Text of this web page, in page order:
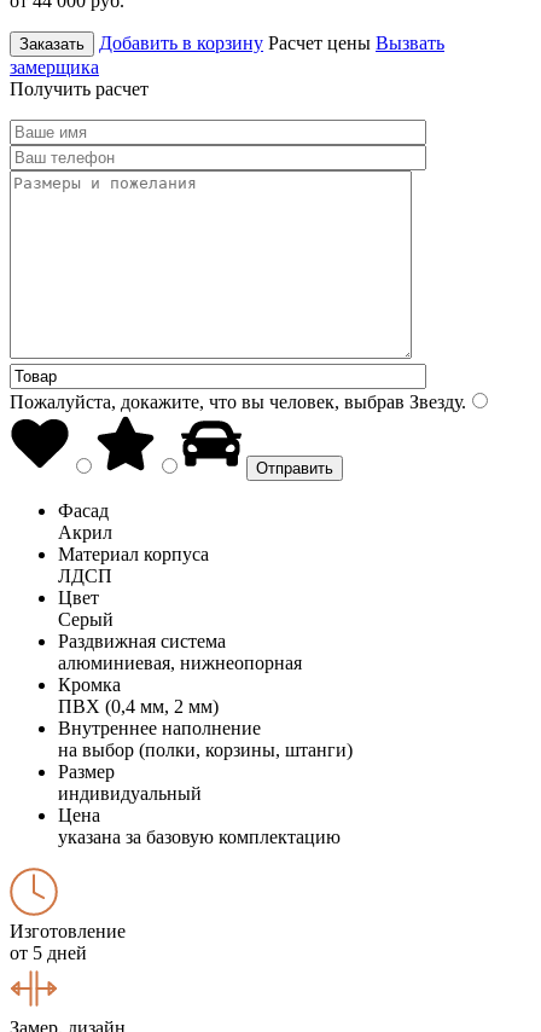
Заказать Добавить в корзину Расчет цены Вызвать
замерщика
Получить расчет
Пожалуйста, докажите, что вы человек, выбрав Звезду.
Фасад
Акрил
Материал корпуса
ЛДСП
Цвет
Серый
Раздвижная система
алюминиевая, нижнеопорная
Кромка
ПВХ (0,4 мм, 2 мм)
Внутреннее наполнение
на выбор (полки, корзины, штанги)
Размер
индивидуальный
Цена
указана за базовую комплектацию
Изготовление
от 5 дней
Замер, дизайн